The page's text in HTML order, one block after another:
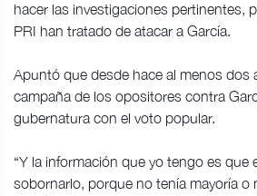
hacer las investigaciones pertinentes,
PRI han tratado de atacar a García.
Apuntó que desde hace al menos dos
campaña de los opositores contra
gubernatura con el voto popular.
“Y la información que yo tengo es que
sobornarlo, porque no tenía mayoría o